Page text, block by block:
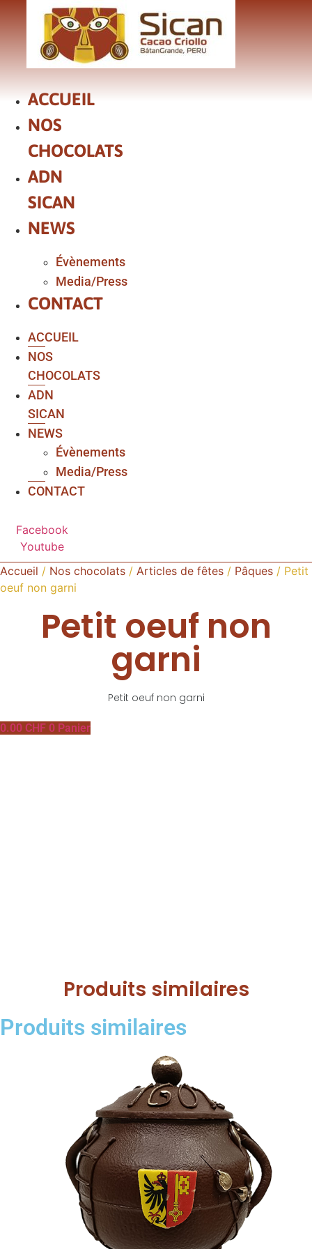
contenu
ACCUEIL
NOS
CHOCOLATS
ADN
SICAN
NEWS
Évènements
Media/Press
CONTACT
ACCUEIL
NOS
CHOCOLATS
ADN
SICAN
NEWS
Évènements
Media/Press
CONTACT
Facebook
Youtube
Accueil / Nos chocolats / Articles de fêtes / Pâques / Petit
oeuf non garni
Petit oeuf non
garni
Petit oeuf non garni
0.00 CHF 0 Panier
Produits similaires
Produits similaires